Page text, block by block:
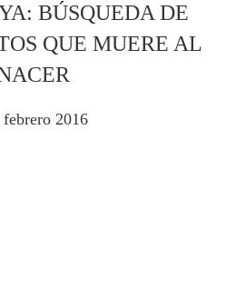
BÚSQUEDA DE
QUE MUERE AL
febrero 2016